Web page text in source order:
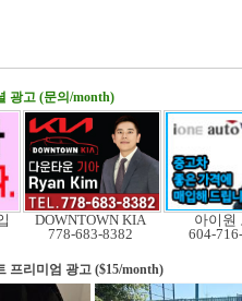
광고 (문의/month)
DOWNTOWN KIA
778-683-8382
아이원
604-
프리미엄 광고 ($15/month)